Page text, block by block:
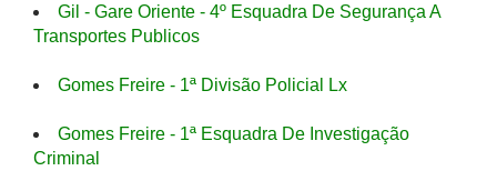
Gil - Gare Oriente - 4º Esquadra De Segurança A
Transportes Publicos
Gomes Freire - 1ª Divisão Policial Lx
Gomes Freire - 1ª Esquadra De Investigação
Criminal